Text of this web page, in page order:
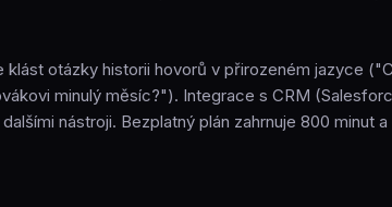
klást otázky historii hovorů v přirozeném jazyce
minulý měsíc?"). Integrace s CRM
nástroji. Bezplatný plán zahrnuje 800 minut